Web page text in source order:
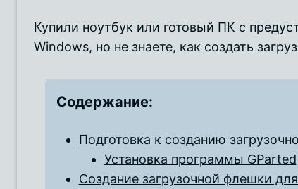
Купили ноутбук или готовый ПК с
Windows, но не знаете, как создать
Содержание:
Подготовка к созданию
Установка программы GParted
Создание загрузочной флешки